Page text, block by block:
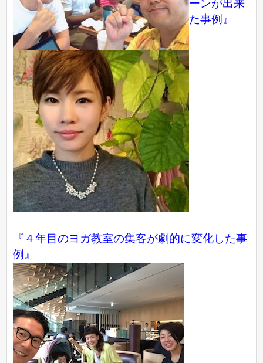
ーンが出来
た事例』
『４年目のヨガ教室の集客が劇的に変化した事
例』